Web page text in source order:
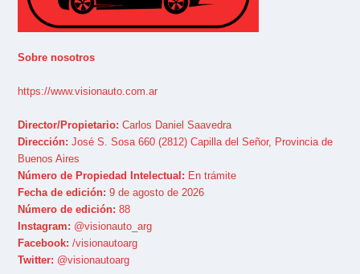
Sobre nosotros
https://www.visionauto.com.ar
Director/Propietario: Carlos Daniel Saavedra
Dirección: José S. Sosa 660 (2812) Capilla del Señor, Provincia de
Buenos Aires
Número de Propiedad Intelectual: En trámite
Fecha de edición: 9 de agosto de 2026
Número de edición: 88
Instagram: @visionauto_arg
Facebook: /visionautoarg
Twitter: @visionautoarg